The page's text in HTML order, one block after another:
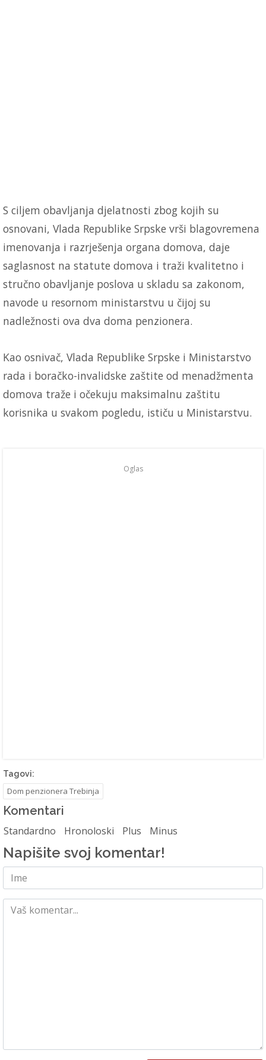
S ciljem obavljanja djelatnosti zbog kojih su
osnovani, Vlada Republike Srpske vrši blagovremena
imenovanja i razrješenja organa domova, daje
saglasnost na statute domova i traži kvalitetno i
stručno obavljanje poslova u skladu sa zakonom,
navode u resornom ministarstvu u čijoj su
nadležnosti ova dva doma penzionera.
Kao osnivač, Vlada Republike Srpske i Ministarstvo
rada i boračko-invalidske zaštite od menadžmenta
domova traže i očekuju maksimalnu zaštitu
korisnika u svakom pogledu, ističu u Ministarstvu.
Oglas
Tagovi:
Dom penzionera Trebinja
Komentari
Standardno Hronoloski Plus Minus
Napišite svoj komentar!